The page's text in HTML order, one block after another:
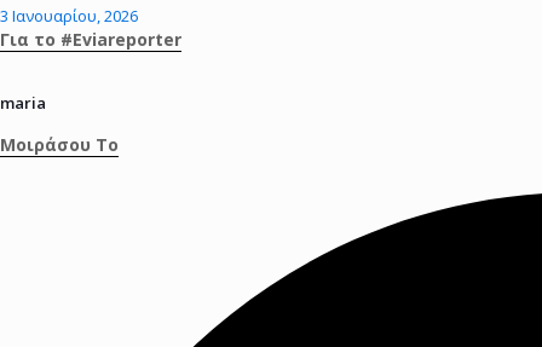
3 Ιανουαρίου, 2026
Για το #Eviareporter
maria
Μοιράσου Το